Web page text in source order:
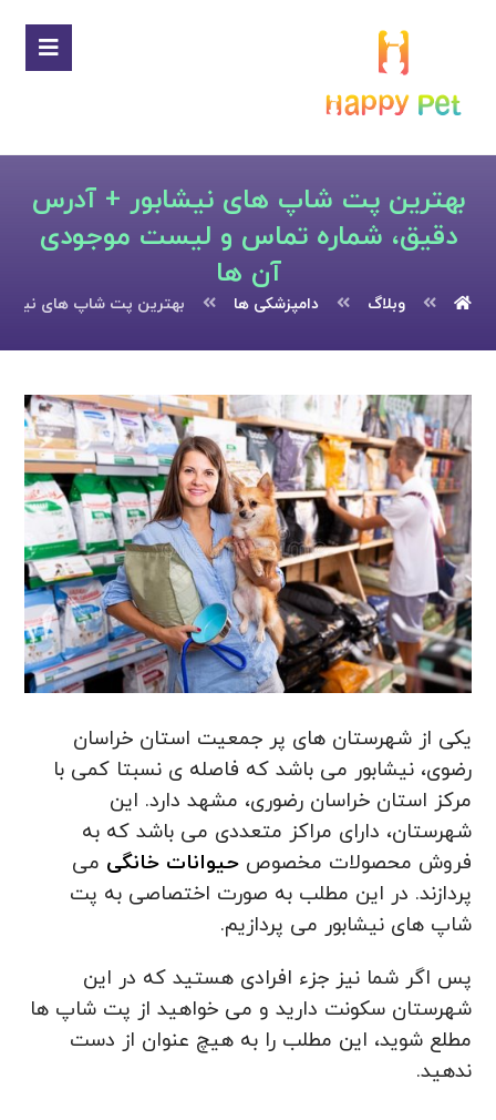
بهترین پت شاپ های نیشابور + آدرس
دقیق، شماره تماس و لیست موجودی
آن ها
وبلاگ دامپزشکی ها بهترین پت شاپ های
یکی از شهرستان های پر جمعیت استان خراسان
رضوی، نیشابور می باشد که فاصله ی نسبتا کمی با
مرکز استان خراسان رضوری، مشهد دارد. این
شهرستان، دارای مراکز متعددی می باشد که به
فروش محصولات مخصوصحیوانات خانگی می
پردازند. در این مطلب به صورت اختصاصی به پت
شاپ های نیشابور می پردازیم.
پس اگر شما نیز جزء افرادی هستید که در این
شهرستان سکونت دارید و می خواهید از پت شاپ ها
مطلع شوید، این مطلب را به هیچ عنوان از دست
ندهید.